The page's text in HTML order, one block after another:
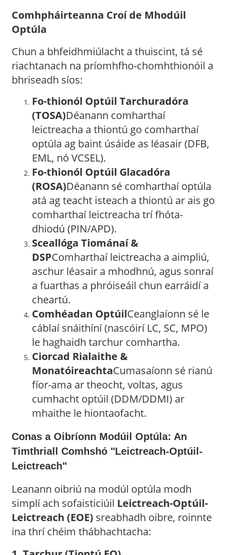
Comhpháirteanna Croí de Mhodúil
Optúla
Chun a bhfeidhmiúlacht a thuiscint, tá sé
riachtanach na príomhfho-chomhthionóil a
bhriseadh síos:
Fo-thionól Optúil Tarchuradóra
(TOSA)Déanann comharthaí
leictreacha a thiontú go comharthaí
optúla ag baint úsáide as léasair (DFB,
EML, nó VCSEL).
Fo-thionól Optúil Glacadóra
(ROSA)Déanann sé comharthaí optúla
atá ag teacht isteach a thiontú ar ais go
comharthaí leictreacha trí fhóta-
dhiodú (PIN/APD).
Sceallóga Tiománaí &
DSPComharthaí leictreacha a aimpliú,
aschur léasair a mhodhnú, agus sonraí
a fuarthas a phróiseáil chun earráidí a
cheartú.
Comhéadan OptúilCeanglaíonn sé le
cáblaí snáithíní (nascóirí LC, SC, MPO)
le haghaidh tarchur comhartha.
Ciorcad Rialaithe &
MonatóireachtaCumasaíonn sé rianú
fíor-ama ar theocht, voltas, agus
cumhacht optúil (DDM/DDMI) ar
mhaithe le hiontaofacht.
Conas a Oibríonn Modúil Optúla: An
Timthriall Comhshó "Leictreach-Optúil-
Leictreach"
Leanann oibriú na modúl optúla modh
simplí ach sofaisticiúil Leictreach-Optúil-
Leictreach (EOE) sreabhadh oibre, roinnte
ina thrí chéim thábhachtacha: